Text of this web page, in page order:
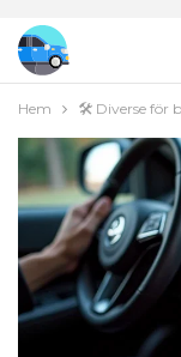
Hem 🛠️ Diverse för